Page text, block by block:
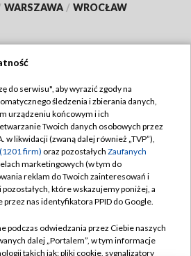
WARSZAWA / WROCŁAW
TVP
Cyfrowa
Regulamin TVP
prywatności
Moje zgody
Pomoc
Kontakt
do serwisu", aby wyrazić zgody na
śledzenia i zbierania danych,
urządzeniu końcowym i ich
Twoich danych osobowych przez
w likwidacji (zwaną dalej również „TVP”),
firm) oraz pozostałych Zaufanych
marketingowych (w tym do
reklam do Twoich zainteresowań i
które wskazujemy poniżej, a
nas identyfikatora PPID do Google.
podczas odwiedzania przez Ciebie naszych
dalej „Portalem”, w tym informacje
takich jak: pliki cookie, sygnalizatory